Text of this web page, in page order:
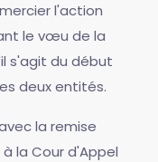
l'action
le vœu de la
s'agit du début
deux entités.
la remise
la Cour d'Appel